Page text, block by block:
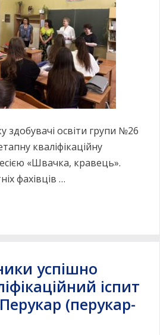
здобувачі освіти групи №26
кваліфікаційну
«Швачка, кравець».
фахівців …
успішно
іспит
(перукар-